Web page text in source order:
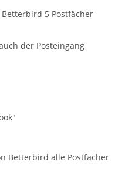
5 Postfächer
der Posteingang
Betterbird alle Postfächer